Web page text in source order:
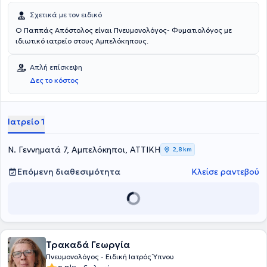
Σχετικά με τον ειδικό
Ο Παππάς Απόστολος είναι Πνευμονολόγος- Φυματιολόγος με
ιδιωτικό ιατρείο στους Αμπελόκηπους.
Απλή επίσκεψη
Δες το κόστος
Ιατρείο 1
Ν. Γεννηματά 7, Αμπελόκηποι, ΑΤΤΙΚΗ 2,8 km
Επόμενη διαθεσιμότητα Κλείσε ραντεβού
Τρακαδά Γεωργία
Πνευμονολόγος - Ειδική Ιατρός Ύπνου